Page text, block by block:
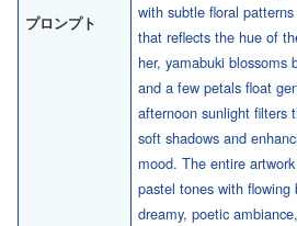
プロンプト
with subtle floral
that reflects the hue of
her, yamabuki blossoms
and a few petals float
afternoon sunlight filters
soft shadows and
mood. The entire
pastel tones with flowing
dreamy, poetic